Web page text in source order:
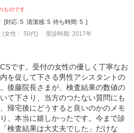
ものです
[対応: 5 清潔感: 5 待ち時間: 5 ]
(女性・ 50代) 受診時期: 2017年
です。受付の女性の優しく丁寧なお
を促して下さる男性アシスタントの
後藤院長さまが、検査結果の数値の
て下さり、当方のつたない質問にも
帰宅後にどうすると良いのかのメモ
、本当に嬉しかったです。今まで診
検査結果は大丈夫でした」だけな